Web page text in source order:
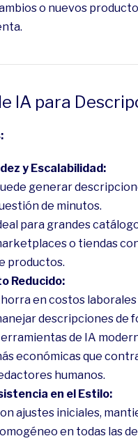
o nuevos
IA para
y Escalabilidad:
generar
de minutos.
para grandes
o tiendas
productos.
Reducido:
en costos
descripciones de
de IA
económicas que
humanos.
en el Estilo:
ajustes iniciales,
en todas las